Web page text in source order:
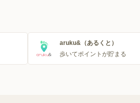
aruku&（あるくと）
歩いてポイントが貯まる